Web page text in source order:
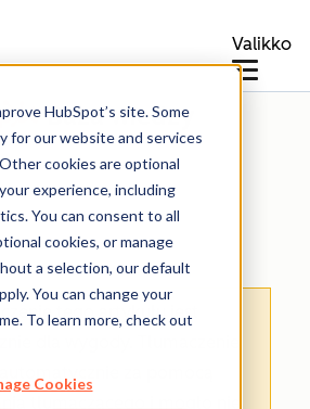
HubSpot’s site. Some
for our website and services
cookies are optional
experience, including
You can consent to all
cookies, or manage
a selection, our default
You can change your
To learn more, check out
Cookies
Valikko
Baza wiedzy
tego artykułu jest
dla wygody. Tłumaczenie